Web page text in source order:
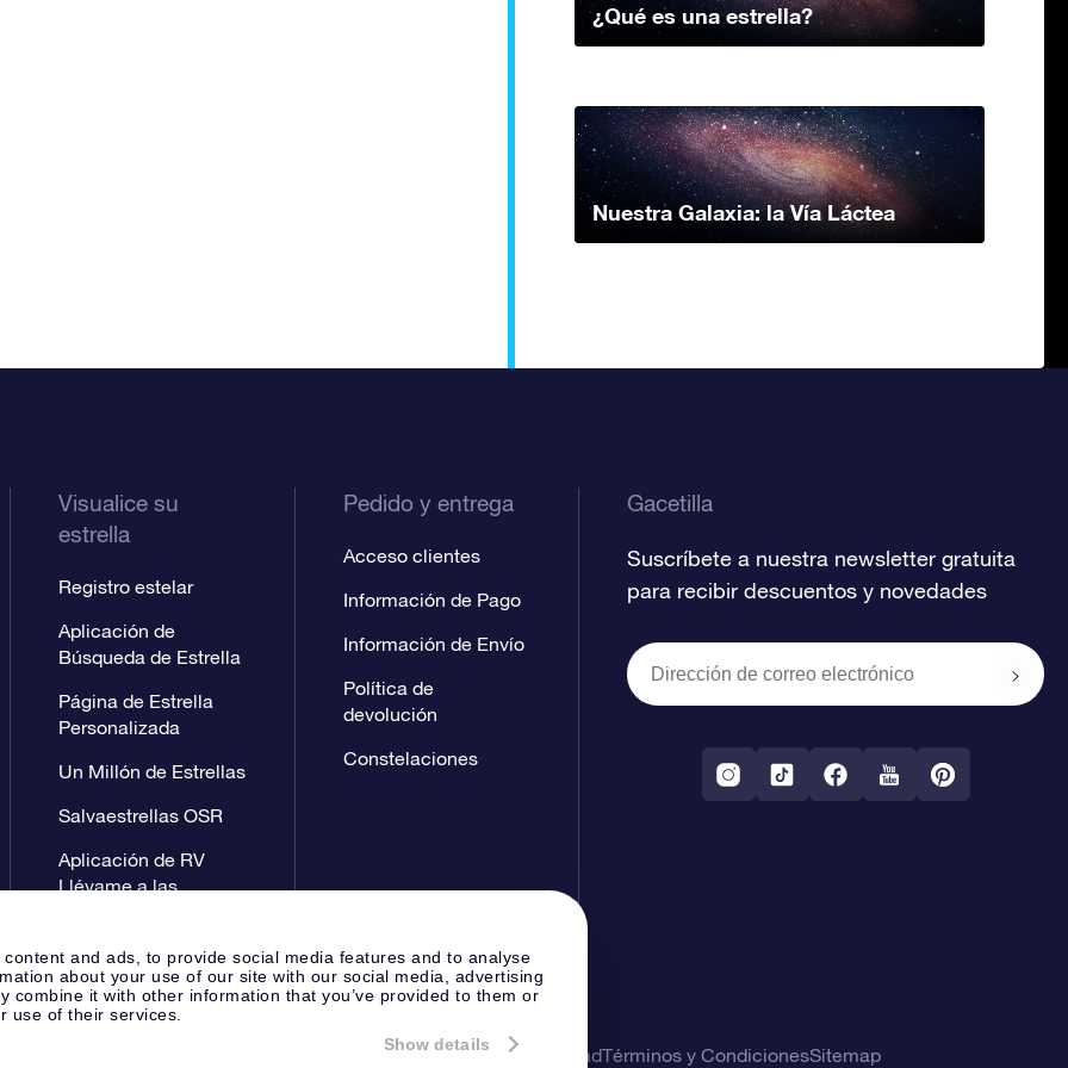
and ads, to provide social media features and to analyse
about your use of our site with our social media, advertising
combine it with other information that you’ve provided to them or
use of their services.
Show details
¿Qué es una estrella?
Nuestra Galaxia: la Vía Láctea
Visualice su
estrella
Registro estelar
Aplicación de
Búsqueda de Estrella
Página de Estrella
Personalizada
Un Millón de Estrellas
Salvaestrellas OSR
Aplicación de RV
Llévame a las
Pedido y entrega
Acceso clientes
Información de Pago
Información de Envío
Política de
devolución
Constelaciones
Gacetilla
Suscríbete a nuestra newsletter gratuita
para recibir descuentos y novedades
Página de prensaPolítica de PrivacidadTérminos y CondicionesSitemap